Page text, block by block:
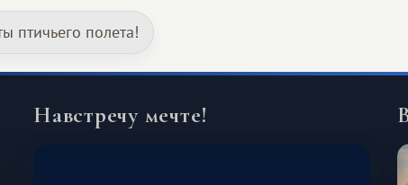
и Африка — континент, который
способен подарить совершенно иной
птичьего полета!
Навстречу мечте!